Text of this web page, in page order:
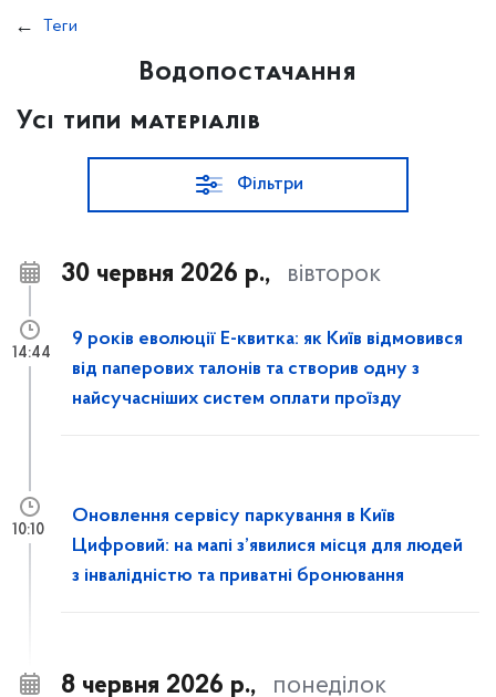
Теги
Водопостачання
Усі типи матеріалів
Фільтри
30 червня 2026 р., вівторок
9 років еволюції Е-квитка: як Київ відмовився
від паперових талонів та створив одну з
найсучасніших систем оплати проїзду
14:44
Оновлення сервісу паркування в Київ
Цифровий: на мапі з’явилися місця для людей
з інвалідністю та приватні бронювання
10:10
8 червня 2026 р., понеділок